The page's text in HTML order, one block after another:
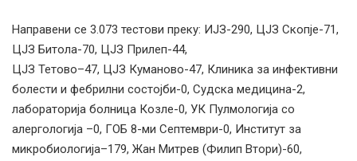
Направени се 3.073 тестови преку: ИЈЗ-290, ЦЈЗ Скопје-71,
ЦЈЗ Битола-70, ЦЈЗ Прилеп-44,
ЦЈЗ Тетово–47, ЦЈЗ Куманово-47, Клиника за инфективни
болести и фебрилни состојби-0, Судска медицина-2,
лабораторија болница Козле-0, УК Пулмологија со
алергологија –0, ГОБ 8-ми Септември-0, Институт за
микробиологија–179, Жан Митрев (Филип Втори)-60,